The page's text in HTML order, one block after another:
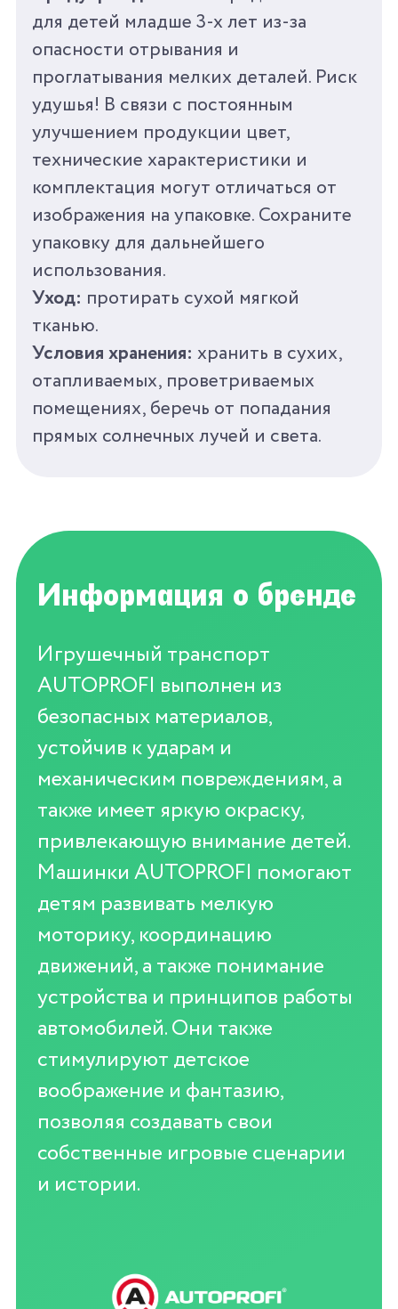
для детей младше 3-х лет из-за
опасности отрывания и
проглатывания мелких деталей. Риск
удушья! В связи с постоянным
улучшением продукции цвет,
технические характеристики и
комплектация могут отличаться от
изображения на упаковке. Сохраните
упаковку для дальнейшего
использования.
Уход: протирать сухой мягкой
тканью.
Условия хранения: хранить в сухих,
отапливаемых, проветриваемых
помещениях, беречь от попадания
прямых солнечных лучей и света.
ВРЕМЯ ИГРЫ ОТ
СРОК ГОДНОСТИ/
ГАРАНТИЯ
ПРОИЗВОДИТЕЛЬ
Информация о бренде
Игрушечный транспорт
AUTOPROFI выполнен из
безопасных материалов,
устойчив к ударам и
механическим повреждениям, а
также имеет яркую окраску,
привлекающую внимание детей.
Машинки AUTOPROFI помогают
детям развивать мелкую
моторику, координацию
движений, а также понимание
устройства и принципов работы
автомобилей. Они также
стимулируют детское
воображение и фантазию,
позволяя создавать свои
собственные игровые сценарии
и истории.